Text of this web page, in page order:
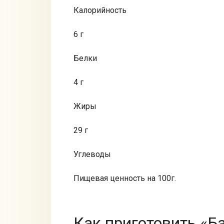
Калорийность
6 г
Белки
4 г
Жиры
29 г
Углеводы
Пищевая ценность на 100г.